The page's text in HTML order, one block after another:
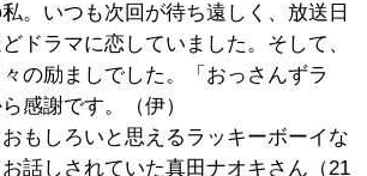
。いつも次回が待ち遠しく、放送日
ドラマに恋していました。そして、
の励ましでした。「おっさんずラ
感謝です。（伊）
もしろいと思えるラッキーボーイな
話しされていた真田ナオキさん（21